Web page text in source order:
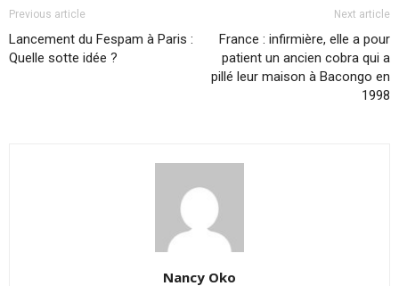
Previous article
Lancement du Fespam à Paris :
Quelle sotte idée ?
Next article
France : infirmière, elle a pour
patient un ancien cobra qui a
pillé leur maison à Bacongo en
1998
Nancy Oko